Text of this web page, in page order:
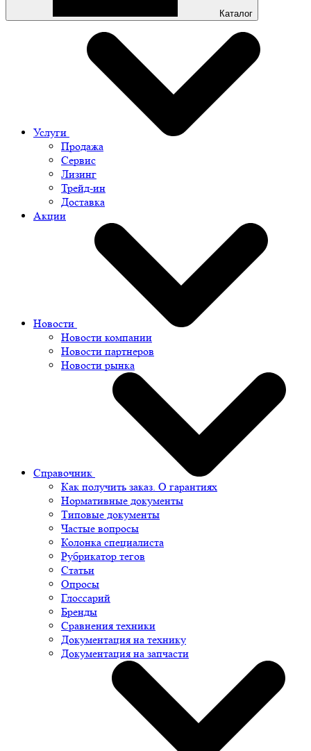
Каталог
Услуги
Продажа
Сервис
Лизинг
Трейд-ин
Доставка
Акции
Новости
Новости компании
Новости партнеров
Новости рынка
Справочник
Как получить заказ. О гарантиях
Нормативные документы
Типовые документы
Частые вопросы
Колонка специалиста
Рубрикатор тегов
Статьи
Опросы
Глоссарий
Бренды
Сравнения техники
Документация на технику
Документация на запчасти